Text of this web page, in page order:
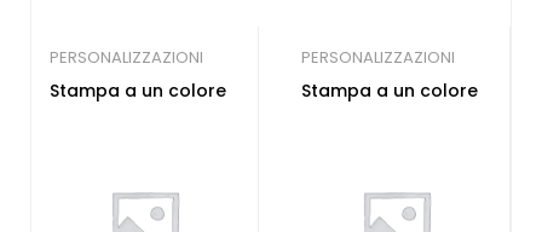
PERSONALIZZAZIONI
Stampa a un colore
PERSONALIZZAZIONI
Stampa a un colore